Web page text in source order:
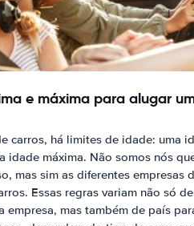
e máxima para alugar
carros, há limites de idade: uma
idade máxima. Não somos nós
mas sim as diferentes empresas
Essas regras variam não só de
empresa, mas também de país